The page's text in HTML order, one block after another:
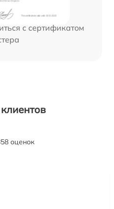
с сертификатом
оценок